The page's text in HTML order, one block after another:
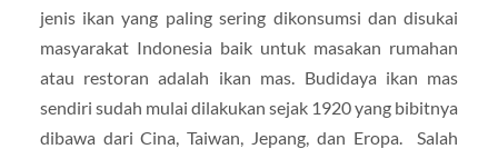
jenis ikan yang paling sering dikonsumsi dan disukai
masyarakat Indonesia baik untuk masakan rumahan
atau restoran adalah ikan mas. Budidaya ikan mas
sendiri sudah mulai dilakukan sejak 1920 yang bibitnya
dibawa dari Cina, Taiwan, Jepang, dan Eropa. Salah